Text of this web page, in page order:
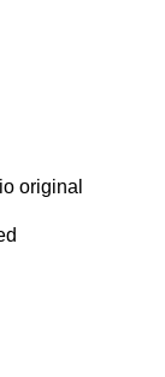
original